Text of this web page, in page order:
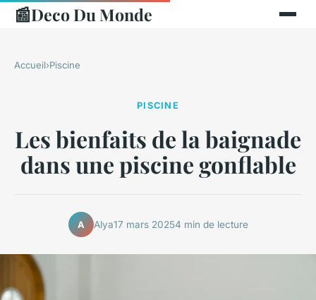
📰Deco Du Monde
Accueil›Piscine
PISCINE
Les bienfaits de la baignade
dans une piscine gonflable
A Alya17 mars 20254 min de lecture